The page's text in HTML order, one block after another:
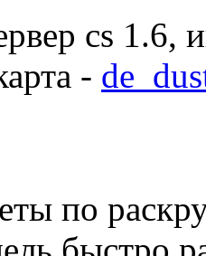
cs 1.6,
-
по